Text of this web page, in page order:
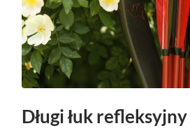
Długi łuk